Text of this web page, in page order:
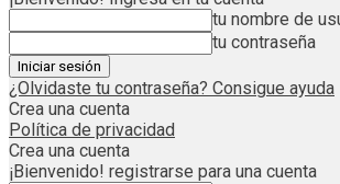
tu nombre de
tu contraseña
¿Olvidaste tu contraseña? Consigue ayuda
Crea una cuenta
Política de privacidad
Crea una cuenta
¡Bienvenido! registrarse para una cuenta